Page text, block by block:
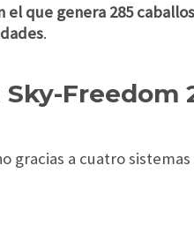
el que genera 285
.
Freedom
gracias a cuatro sistemas